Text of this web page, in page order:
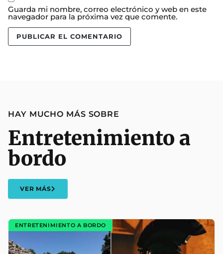
Guarda mi nombre, correo electrónico y web en este
navegador para la próxima vez que comente.
HAY MUCHO MÁS SOBRE
Entretenimiento a
bordo
VER MÁS
ENTRETENIMIENTO A BORDO